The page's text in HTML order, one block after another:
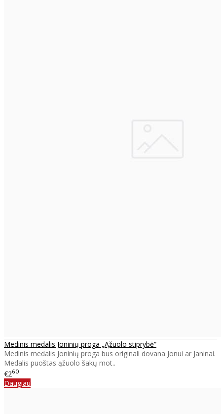
Medinis medalis Joninių proga „Ąžuolo stiprybė“
Medinis medalis Joninių proga bus originali dovana Jonui ar Janinai.
Medalis puoštas ąžuolo šakų mot..
€260
Daugiau